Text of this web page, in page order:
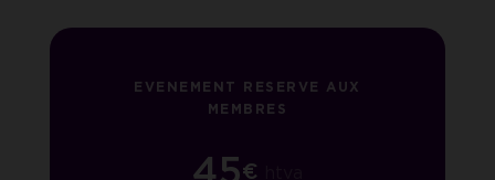
EVENEMENT RESERVE AUX
MEMBRES
45€